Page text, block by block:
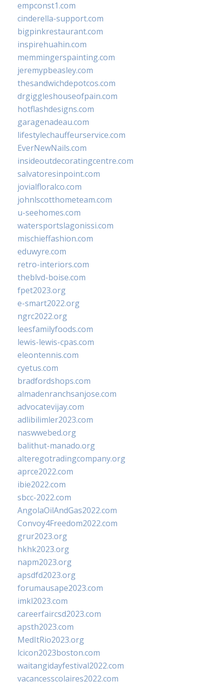
empconst1.com
cinderella-support.com
bigpinkrestaurant.com
inspirehuahin.com
memmingerspainting.com
jeremypbeasley.com
thesandwichdepotcos.com
drgiggleshouseofpain.com
hotflashdesigns.com
garagenadeau.com
lifestylechauffeurservice.com
EverNewNails.com
insideoutdecoratingcentre.com
salvatoresinpoint.com
jovialfloralco.com
johnlscotthometeam.com
u-seehomes.com
watersportslagonissi.com
mischieffashion.com
eduwyre.com
retro-interiors.com
theblvd-boise.com
fpet2023.org
e-smart2022.org
ngrc2022.org
leesfamilyfoods.com
lewis-lewis-cpas.com
eleontennis.com
cyetus.com
bradfordshops.com
almadenranchsanjose.com
advocatevijay.com
adlibilimler2023.com
naswwebed.org
balithut-manado.org
alteregotradingcompany.org
aprce2022.com
ibie2022.com
sbcc-2022.com
AngolaOilAndGas2022.com
Convoy4Freedom2022.com
grur2023.org
hkhk2023.org
napm2023.org
apsdfd2023.org
forumausape2023.com
imkl2023.com
careerfaircsd2023.com
apsth2023.com
MedItRio2023.org
lcicon2023boston.com
waitangidayfestival2022.com
vacancesscolaires2022.com